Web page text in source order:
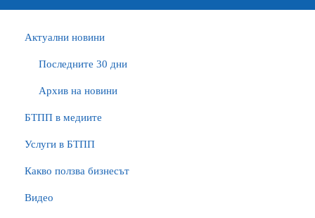
Актуални новини
Последните 30 дни
Архив на новини
БTПП в медиите
Услуги в БТПП
Какво ползва бизнесът
Видео